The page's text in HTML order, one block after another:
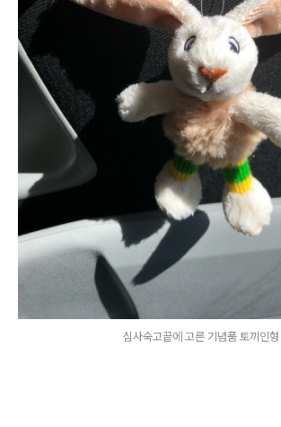
심사숙고끝에 고른 기념품 토끼인형